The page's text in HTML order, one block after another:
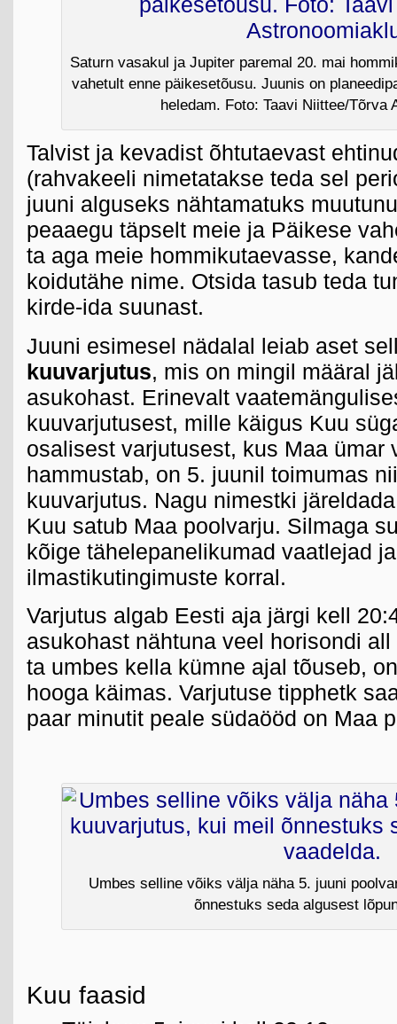
Saturn vasakul ja Jupiter paremal 20. mai
vahetult enne päikesetõusu. Juunis on
heledam. Foto: Taavi Niittee/Tõrva
Talvist ja kevadist õhtutaevast
(rahvakeeli nimetatakse teda sel
juuni alguseks nähtamatuks
peaaegu täpselt meie ja Päikese
ta aga meie hommikutaevasse,
koidutähe nime. Otsida tasub teda
kirde-ida suunast.
Juuni esimesel nädalal leiab aset
kuuvarjutus, mis on mingil määral
asukohast. Erinevalt
kuuvarjutusest, mille käigus Kuu
osalisest varjutusest, kus Maa ümar
hammustab, on 5. juunil toimumas
kuuvarjutus. Nagu nimestki
Kuu satub Maa poolvarju. Silmaga
kõige tähelepanelikumad vaatlejad
ilmastikutingimuste korral.
Varjutus algab Eesti aja järgi kell
asukohast nähtuna veel horisondi
ta umbes kella kümne ajal tõuseb,
hooga käimas. Varjutuse tipphetk
paar minutit peale südaööd on Maa
Umbes selline võiks välja näha 5. juuni
õnnestuks seda algusest
Kuu faasid